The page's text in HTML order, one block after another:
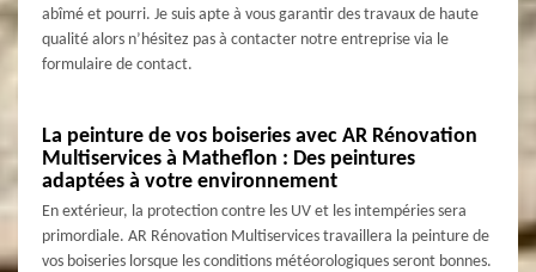
abîmé et pourri. Je suis apte à vous garantir des travaux de haute
qualité alors n’hésitez pas à contacter notre entreprise via le
formulaire de contact.
La peinture de vos boiseries avec AR Rénovation
Multiservices à Matheflon : Des peintures
adaptées à votre environnement
En extérieur, la protection contre les UV et les intempéries sera
primordiale. AR Rénovation Multiservices travaillera la peinture de
vos boiseries lorsque les conditions météorologiques seront bonnes.